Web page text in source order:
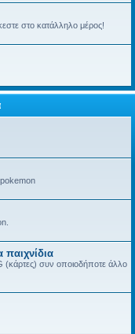
στο κατάλληλο μέρος!
pokemon
παιχνίδια
(κάρτες) συν οποιοδήποτε άλλο